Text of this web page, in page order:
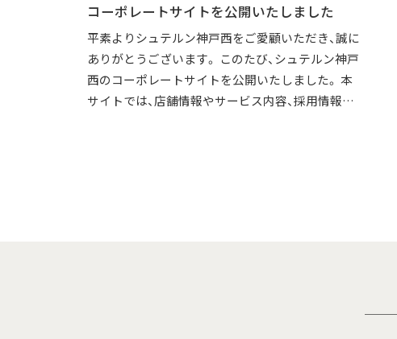
コーポレートサイトを公開いたしました
平素よりシュテルン神戸西をご愛顧いただき、誠に
ありがとうございます。 このたび、シュテルン神戸
西のコーポレートサイトを公開いたしました。 本
サイトでは、店舗情報やサービス内容、採用情報な